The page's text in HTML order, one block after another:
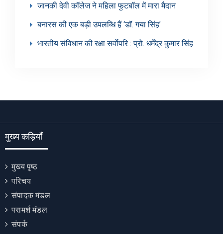
जानकी देवी कॉलेज ने महिला फुटबॉल में मारा मैदान
बनारस की एक बड़ी उपलब्धि हैं ‘डॉ. गया सिंह’
भारतीय संविधान की रक्षा सर्वोपरि : प्रो. धर्मेंद्र कुमार सिंह
मुख्य कड़ियाँ
मुख्य पृष्ठ
परिचय
संपादक मंडल
परामर्श मंडल
संपर्क